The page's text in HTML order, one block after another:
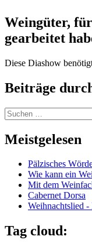
Weingüter,
gearbeitet
Diese Diashow
Beiträge
Suchen
nach:
Meistgelesen
Pälzisches
Wie kann ein
Mit dem
Cabernet Dorsa
Weihnachtslied -
Tag cloud: